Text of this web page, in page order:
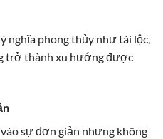
nghĩa phong thủy như tài lộc,
trở thành xu hướng được
sự đơn giản nhưng không